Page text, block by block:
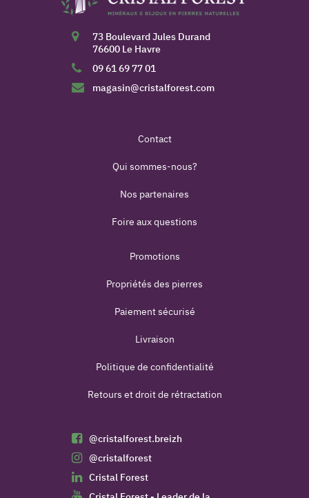
73 Boulevard Jules Durand
76600 Le Havre
09 61 69 77 01
magasin@cristalforest.com
Contact
Qui sommes-nous?
Nos partenaires
Foire aux questions
Promotions
Propriétés des pierres
Paiement sécurisé
Livraison
Politique de confidentialité
Retours et droit de rétractation
@cristalforest.breizh
@cristalforest
Cristal Forest